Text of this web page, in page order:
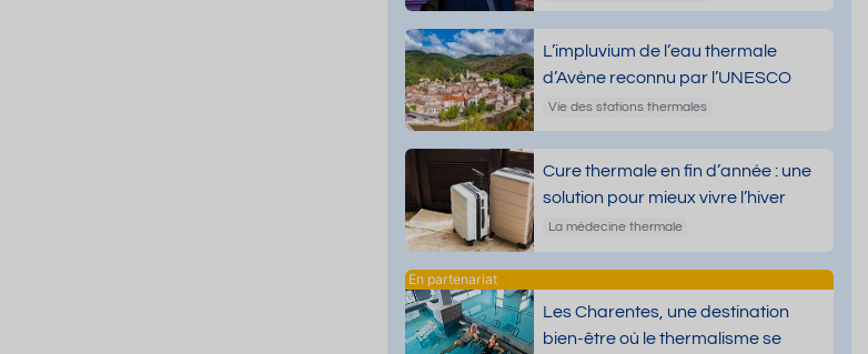
L’impluvium de l’eau thermale
d’Avène reconnu par l’UNESCO
Vie des stations thermales
Cure thermale en fin d’année : une
solution pour mieux vivre l’hiver
La médecine thermale
Les Charentes, une destination
bien-être où le thermalisme se